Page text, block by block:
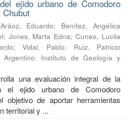
ejido urbano de Comodoro
Eduardo; Benítez, Angélica
; Jones, Marta Edna;Cuneo, Lucila
;Vidal, Pablo; Ruiz, Patricio
Argentino. Instituto de Geología y
una evaluación integral de la
el ejido urbano de Comodoro
objetivo de aportar herramientas
territorial y ...